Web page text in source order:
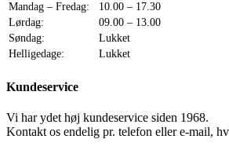
Mandag – Fredag:
10.00 – 17.30
Lørdag:
09.00 – 13.00
Søndag:
Lukket
Helligedage:
Lukket
Kundeservice
Vi har ydet høj kundeservice siden 1968.
Kontakt os endelig pr. telefon eller e-mail,